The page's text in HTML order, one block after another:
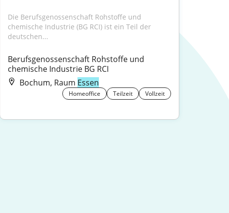
Die Berufsgenossenschaft Rohstoffe und
chemische Industrie (BG RCI) ist ein Teil der
deutschen...
Berufsgenossenschaft Rohstoffe und
chemische Industrie BG RCI
Bochum, Raum Essen
Homeoffice Teilzeit Vollzeit